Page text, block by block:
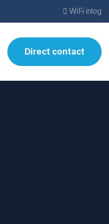
WiFi inlog
Direct contact